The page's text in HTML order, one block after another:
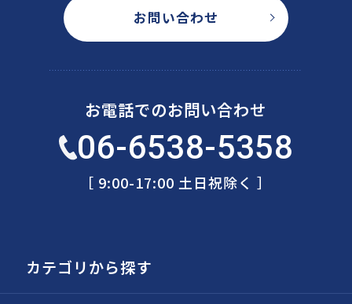
お問い合わせ
お電話でのお問い合わせ
06-6538-5358
［ 9:00-17:00 土日祝除く ］
カテゴリから探す